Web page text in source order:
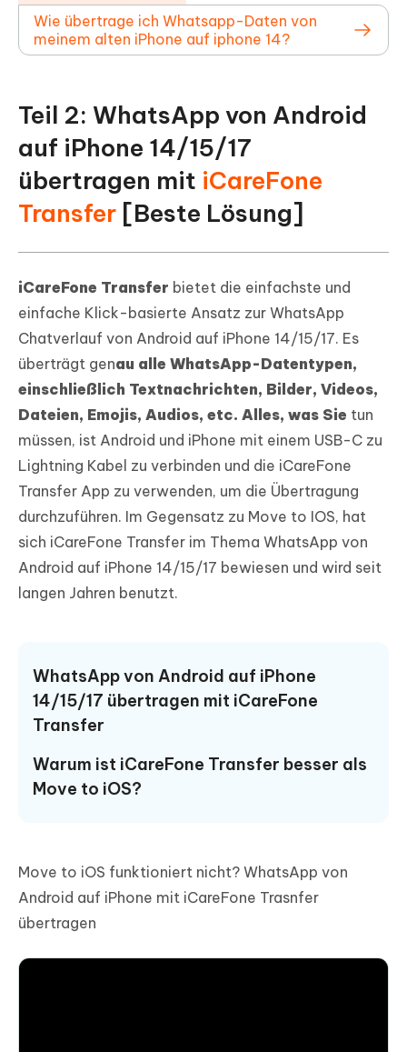
Wie übertrage ich Whatsapp-Daten von
meinem alten iPhone auf iphone 14?
Teil 2: WhatsApp von Android
auf iPhone 14/15/17
übertragen mit iCareFone
Transfer [Beste Lösung]
iCareFone Transfer bietet die einfachste und
einfache Klick-basierte Ansatz zur WhatsApp
Chatverlauf von Android auf iPhone 14/15/17. Es
überträgt genau alle WhatsApp-Datentypen,
einschließlich Textnachrichten, Bilder, Videos,
Dateien, Emojis, Audios, etc. Alles, was Sie tun
müssen, ist Android und iPhone mit einem USB-C zu
Lightning Kabel zu verbinden und die iCareFone
Transfer App zu verwenden, um die Übertragung
durchzuführen. Im Gegensatz zu Move to IOS, hat
sich iCareFone Transfer im Thema WhatsApp von
Android auf iPhone 14/15/17 bewiesen und wird seit
langen Jahren benutzt.
WhatsApp von Android auf iPhone
14/15/17 übertragen mit iCareFone
Transfer
Warum ist iCareFone Transfer besser als
Move to iOS?
Move to iOS funktioniert nicht? WhatsApp von
Android auf iPhone mit iCareFone Trasnfer
übertragen